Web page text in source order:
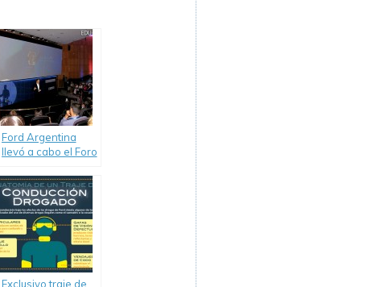
Ford Argentina
llevó a cabo el Foro
Movilidad.
Exclusivo traje de